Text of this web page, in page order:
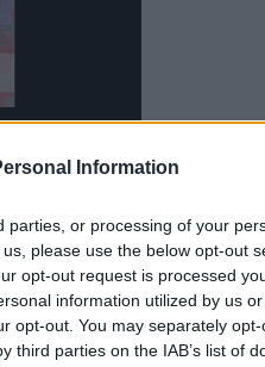
Information
parties, or processing of your
please use the below opt-out
opt-out request is processed
information utilized by us
opt-out. You may separately
third parties on the IAB’s list of
Clotilde Armand
Conturi, care ar fi
urgent raportul
abaterile flagrante